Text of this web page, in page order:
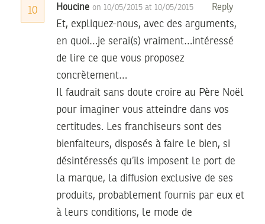
10 Houcine on 10/05/2015 at 10/05/2015 Reply
Et, expliquez-nous, avec des arguments,
en quoi…je serai(s) vraiment…intéressé
de lire ce que vous proposez
concrètement…
Il faudrait sans doute croire au Père Noël
pour imaginer vous atteindre dans vos
certitudes. Les franchiseurs sont des
bienfaiteurs, disposés à faire le bien, si
désintéressés qu’ils imposent le port de
la marque, la diffusion exclusive de ses
produits, probablement fournis par eux et
à leurs conditions, le mode de